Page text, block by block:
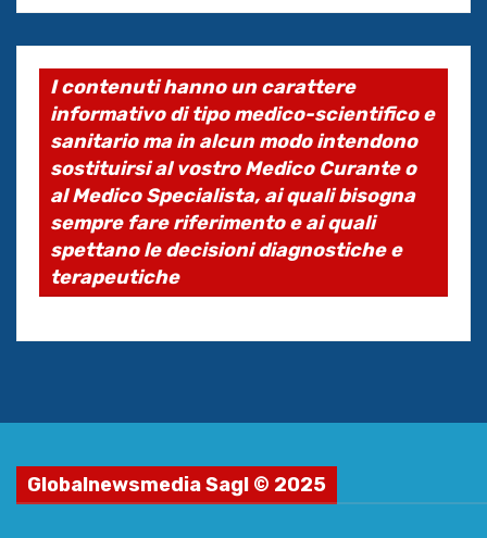
I contenuti hanno un carattere
informativo di tipo medico-scientifico e
sanitario ma in alcun modo intendono
sostituirsi al vostro Medico Curante o
al Medico Specialista, ai quali bisogna
sempre fare riferimento e ai quali
spettano le decisioni diagnostiche e
terapeutiche
Globalnewsmedia Sagl © 2025